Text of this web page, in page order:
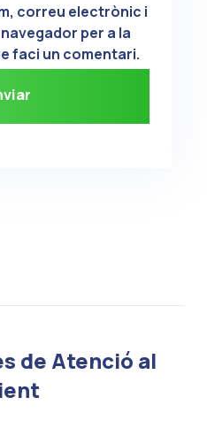
correu electrònic i
per a la
faci un comentari.
de Atenció al